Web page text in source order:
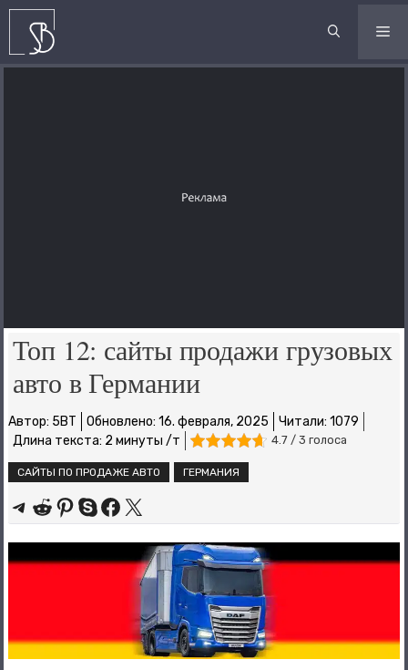
Перейти
содержимому
Топ 12: сайты продажи грузовых
авто в Германии
Автор: 5BT Обновлено: 16. февраля, 2025
Читали: 1079
Длина текста: 2 минуты /т
4.7 / 3 голоса
САЙТЫ ПО ПРОДАЖЕ АВТО ГЕРМАНИЯ
Share on Telegram
Share on Reddit
Share on Pinterest
Share on SkypeShare on Facebook
Share on X